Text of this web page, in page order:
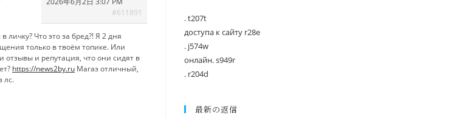
#611891
Что это за бред?! Я 2 дня
только в твоём топике. Или
отзывы и репутация, что они сидят в
https://news2by.ru Магаз отличный,
лс.
. t207t
доступа к сайту r28e
. j574w
онлайн. s949r
. r204d
最新の返信